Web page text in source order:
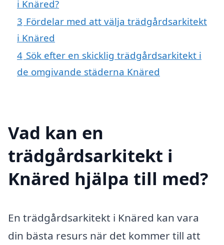
i Knäred?
3 Fördelar med att välja trädgårdsarkitekt
i Knäred
4 Sök efter en skicklig trädgårdsarkitekt i
de omgivande städerna Knäred
Vad kan en
trädgårdsarkitekt i
Knäred hjälpa till med?
En trädgårdsarkitekt i Knäred kan vara
din bästa resurs när det kommer till att